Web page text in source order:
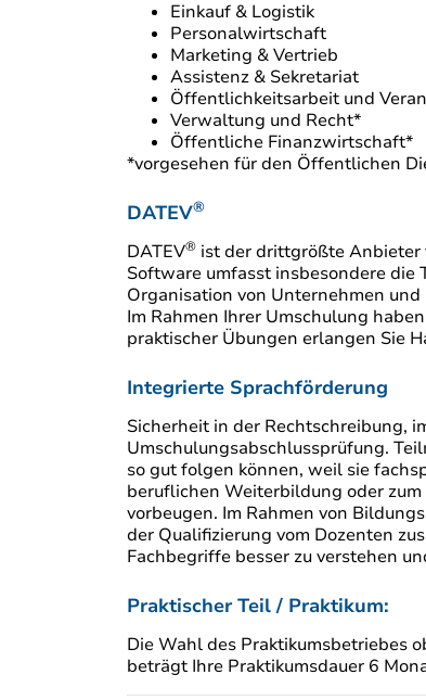
Einkauf & Logistik
Personalwirtschaft
Marketing & Vertrieb
Assistenz & Sekretariat
Öffentlichkeitsarbeit und
Verwaltung und Recht*
Öffentliche Finanzwirtschaft*
*vorgesehen für den Öffentlichen
DATEV®
DATEV® ist der drittgrößte Anbieter
Software umfasst insbesondere
Organisation von Unternehmen und
Im Rahmen Ihrer Umschulung
praktischer Übungen erlangen Sie
Integrierte Sprachförderung
Sicherheit in der Rechtschreibung,
Umschulungsabschlussprüfung.
so gut folgen können, weil sie
beruflichen Weiterbildung oder
vorbeugen. Im Rahmen von
der Qualifizierung vom Dozenten
Fachbegriffe besser zu verstehen
Praktischer Teil / Praktikum:
Die Wahl des Praktikumsbetriebes
beträgt Ihre Praktikumsdauer 6